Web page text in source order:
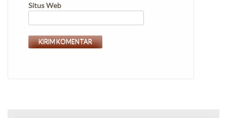
Situs Web